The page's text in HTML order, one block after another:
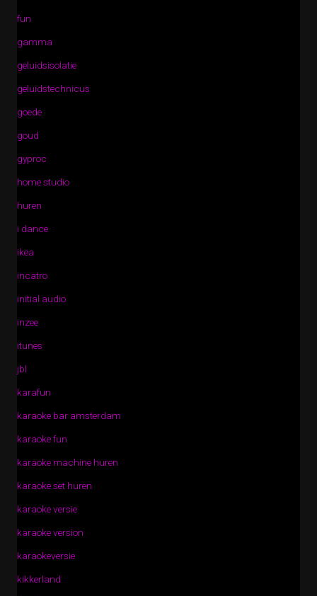
fun
gamma
geluidsisolatie
geluidstechnicus
goede
goud
gyproc
home studio
huren
i dance
ikea
incatro
initial audio
inzee
itunes
jbl
karafun
karaoke bar amsterdam
karaoke fun
karaoke machine huren
karaoke set huren
karaoke versie
karaoke version
karaokeversie
kikkerland